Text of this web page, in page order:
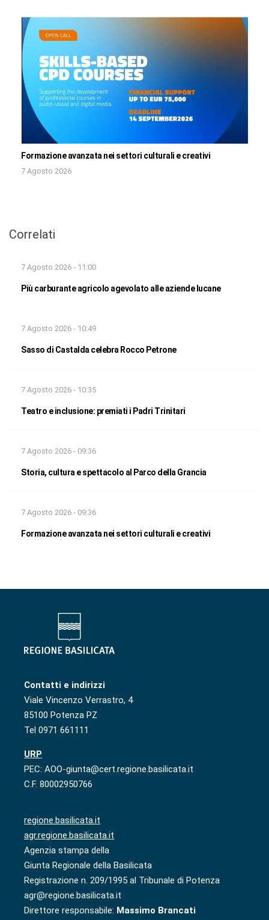
Formazione avanzata nei settori culturali e creativi
7 Agosto 2026
Correlati
7 Agosto 2026 - 11:00
Più carburante agricolo agevolato alle aziende lucane
7 Agosto 2026 - 10:49
Sasso di Castalda celebra Rocco Petrone
7 Agosto 2026 - 10:35
Teatro e inclusione: premiati i Padri Trinitari
7 Agosto 2026 - 09:36
Storia, cultura e spettacolo al Parco della Grancia
7 Agosto 2026 - 09:36
Formazione avanzata nei settori culturali e creativi
Contatti e indirizzi
Viale Vincenzo Verrastro, 4
85100 Potenza PZ
Tel 0971 661111
URP
PEC: AOO-giunta@cert.regione.basilicata.it
C.F. 80002950766
regione.basilicata.it
agr.regione.basilicata.it
Agenzia stampa della
Giunta Regionale della Basilicata
Registrazione n. 209/1995 al Tribunale di Potenza
agr@regione.basilicata.it
Direttore responsabile: Massimo Brancati